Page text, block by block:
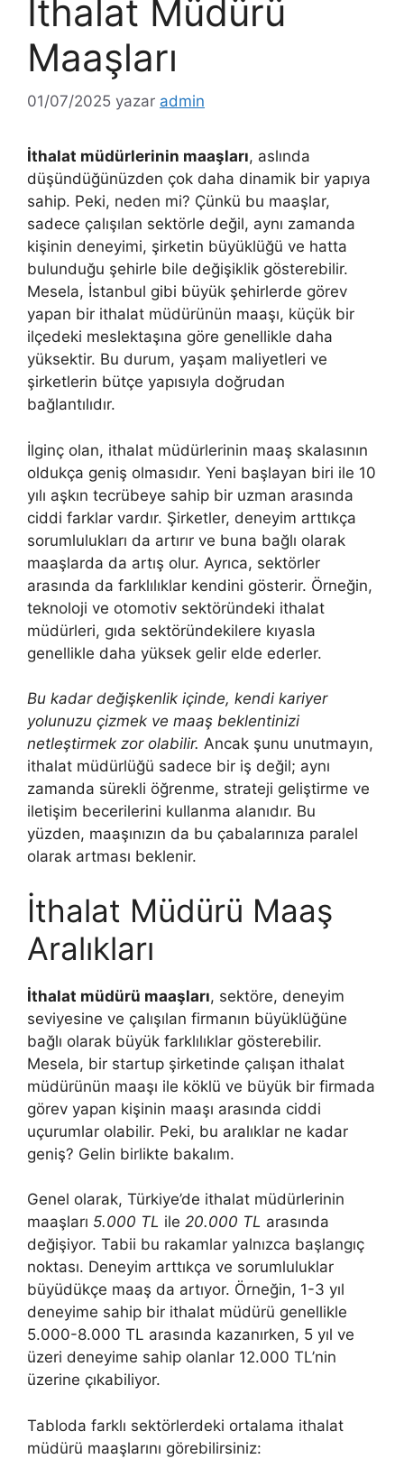
İthalat Müdürü
Maaşları
01/07/2025 yazar admin
İthalat müdürlerinin maaşları, aslında
düşündüğünüzden çok daha dinamik bir yapıya
sahip. Peki, neden mi? Çünkü bu maaşlar,
sadece çalışılan sektörle değil, aynı zamanda
kişinin deneyimi, şirketin büyüklüğü ve hatta
bulunduğu şehirle bile değişiklik gösterebilir.
Mesela, İstanbul gibi büyük şehirlerde görev
yapan bir ithalat müdürünün maaşı, küçük bir
ilçedeki meslektaşına göre genellikle daha
yüksektir. Bu durum, yaşam maliyetleri ve
şirketlerin bütçe yapısıyla doğrudan
bağlantılıdır.
İlginç olan, ithalat müdürlerinin maaş skalasının
oldukça geniş olmasıdır. Yeni başlayan biri ile 10
yılı aşkın tecrübeye sahip bir uzman arasında
ciddi farklar vardır. Şirketler, deneyim arttıkça
sorumlulukları da artırır ve buna bağlı olarak
maaşlarda da artış olur. Ayrıca, sektörler
arasında da farklılıklar kendini gösterir. Örneğin,
teknoloji ve otomotiv sektöründeki ithalat
müdürleri, gıda sektöründekilere kıyasla
genellikle daha yüksek gelir elde ederler.
Bu kadar değişkenlik içinde, kendi kariyer
yolunuzu çizmek ve maaş beklentinizi
netleştirmek zor olabilir. Ancak şunu unutmayın,
ithalat müdürlüğü sadece bir iş değil; aynı
zamanda sürekli öğrenme, strateji geliştirme ve
iletişim becerilerini kullanma alanıdır. Bu
yüzden, maaşınızın da bu çabalarınıza paralel
olarak artması beklenir.
İthalat Müdürü Maaş
Aralıkları
İthalat müdürü maaşları, sektöre, deneyim
seviyesine ve çalışılan firmanın büyüklüğüne
bağlı olarak büyük farklılıklar gösterebilir.
Mesela, bir startup şirketinde çalışan ithalat
müdürünün maaşı ile köklü ve büyük bir firmada
görev yapan kişinin maaşı arasında ciddi
uçurumlar olabilir. Peki, bu aralıklar ne kadar
geniş? Gelin birlikte bakalım.
Genel olarak, Türkiye’de ithalat müdürlerinin
maaşları 5.000 TL ile 20.000 TL arasında
değişiyor. Tabii bu rakamlar yalnızca başlangıç
noktası. Deneyim arttıkça ve sorumluluklar
büyüdükçe maaş da artıyor. Örneğin, 1-3 yıl
deneyime sahip bir ithalat müdürü genellikle
5.000-8.000 TL arasında kazanırken, 5 yıl ve
üzeri deneyime sahip olanlar 12.000 TL’nin
üzerine çıkabiliyor.
Tabloda farklı sektörlerdeki ortalama ithalat
müdürü maaşlarını görebilirsiniz: